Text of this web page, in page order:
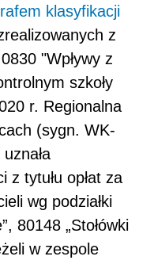
klasyfikacji
z
"Wpływy z
szkoły
r. Regionalna
(sygn. WK-
z tytułu opłat za
wg podziałki
80148 „Stołówki
w zespole